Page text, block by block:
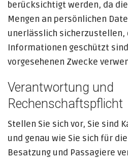
berücksichtigt werden, da
Mengen an persönlichen
unerlässlich sicherzustellen,
Informationen geschützt
vorgesehenen Zwecke
Verantwortung und
Rechenschaftspflicht
Stellen Sie sich vor, Sie sind
und genau wie Sie sich für
Besatzung und Passagiere